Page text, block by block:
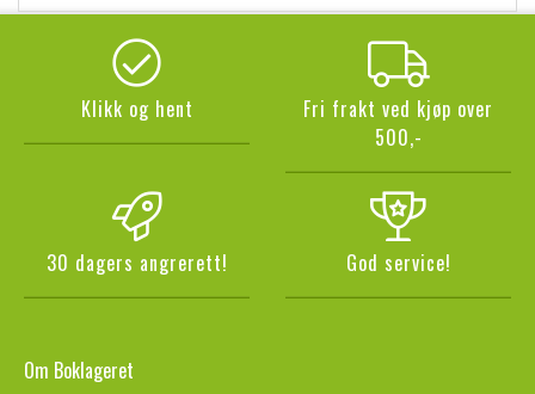
Klikk og hent
Fri frakt ved kjøp over
500,-
30 dagers angrerett! God service!
Om Boklageret